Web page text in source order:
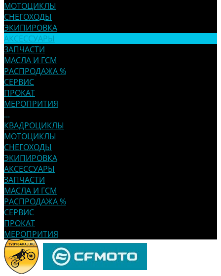
МОТОЦИКЛЫ
СНЕГОХОДЫ
ЭКИПИРОВКА
АКСЕССУАРЫ
ЗАПЧАСТИ
МАСЛА И ГСМ
РАСПРОДАЖА %
СЕРВИС
ПРОКАТ
МЕРОПРИТИЯ
...
КВАДРОЦИКЛЫ
МОТОЦИКЛЫ
СНЕГОХОДЫ
ЭКИПИРОВКА
АКСЕССУАРЫ
ЗАПЧАСТИ
МАСЛА И ГСМ
РАСПРОДАЖА %
СЕРВИС
ПРОКАТ
МЕРОПРИТИЯ